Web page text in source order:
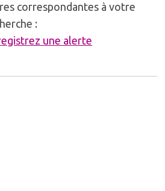
correspondantes à votre
:
une alerte